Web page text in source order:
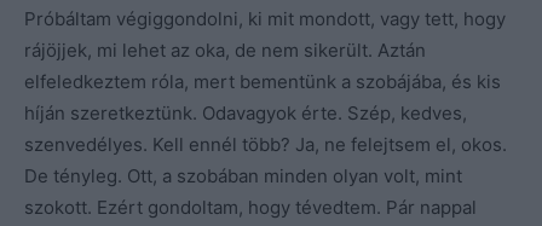
Próbáltam végiggondolni, ki mit mondott, vagy tett, hogy
rájöjjek, mi lehet az oka, de nem sikerült. Aztán
elfeledkeztem róla, mert bementünk a szobájába, és kis
híján szeretkeztünk. Odavagyok érte. Szép, kedves,
szenvedélyes. Kell ennél több? Ja, ne felejtsem el, okos.
De tényleg. Ott, a szobában minden olyan volt, mint
szokott. Ezért gondoltam, hogy tévedtem. Pár nappal